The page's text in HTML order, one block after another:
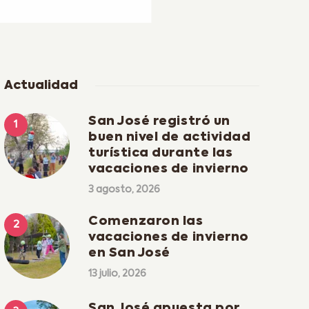
Actualidad
San José registró un
buen nivel de actividad
turística durante las
vacaciones de invierno
3 agosto, 2026
Comenzaron las
vacaciones de invierno
en San José
13 julio, 2026